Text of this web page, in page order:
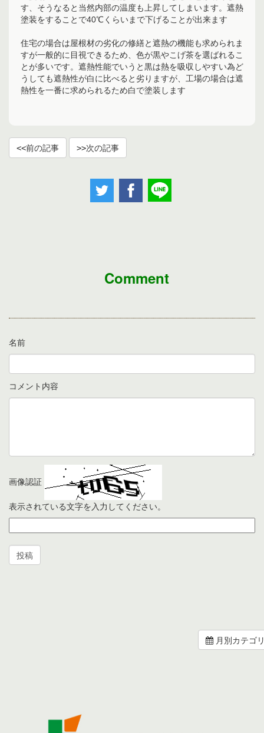
す、そうなると当然内部の温度も上昇してしまいます。遮熱
塗装をすることで40℃くらいまで下げることが出来ます
住宅の場合は屋根材の劣化の修繕と遮熱の機能も求められま
すが一般的に目視できるため、色が黒やこげ茶を選ばれるこ
とが多いです。遮熱性能でいうと黒は熱を吸収しやすい為ど
うしても遮熱性が白に比べると劣りますが、工場の場合は遮
熱性を一番に求められるため白で塗装します
前の記事 次の記事
Comment
名前
コメント内容
画像認証
表示されている文字を入力してください。
月別カテゴ